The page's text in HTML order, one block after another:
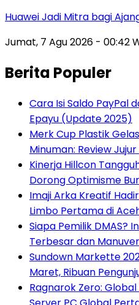
Huawei Jadi Mitra bagi
Jumat, 7 Agu 2026 - 00:42
Berita Populer
Cara Isi Saldo PayPal
Epayu (Update 2025)
Merk Cup Plastik
Minuman: Review Jujur
Kinerja Hillcon
Dorong Optimisme
Imaji Arka Kreatif
Limbo Pertama di
Siapa Pemilik DMAS?
Terbesar dan
Sundown Markette
Maret, Ribuan
Ragnarok Zero: